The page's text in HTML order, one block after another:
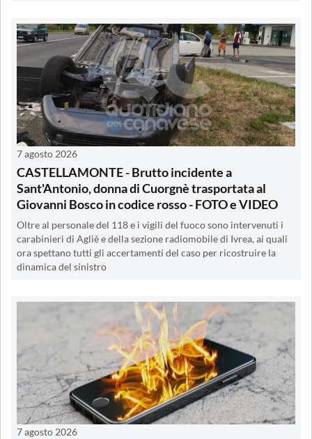
7 agosto 2026
CASTELLAMONTE - Brutto incidente a
Sant'Antonio, donna di Cuorgnè trasportata al
Giovanni Bosco in codice rosso - FOTO e VIDEO
Oltre al personale del 118 e i vigili del fuoco sono intervenuti i
carabinieri di Agliè e della sezione radiomobile di Ivrea, ai quali
ora spettano tutti gli accertamenti del caso per ricostruire la
dinamica del sinistro
7 agosto 2026